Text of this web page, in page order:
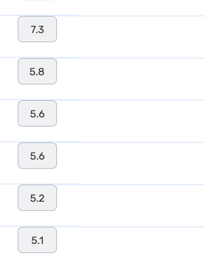
7.3
5.8
5.6
5.6
5.2
5.1